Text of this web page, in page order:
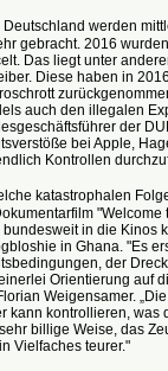
werden
gebracht. 2016
Das liegt unter
Diese haben in
auch den illegalen
der
bei Apple,
Kontrollen
katastrophalen
"Welcome
bundesweit in die Kinos
in Ghana. "Es
der
Orientierung auf
Weigensamer.
kann kontrollieren, was
billige Weise, das
Vielfaches teurer."